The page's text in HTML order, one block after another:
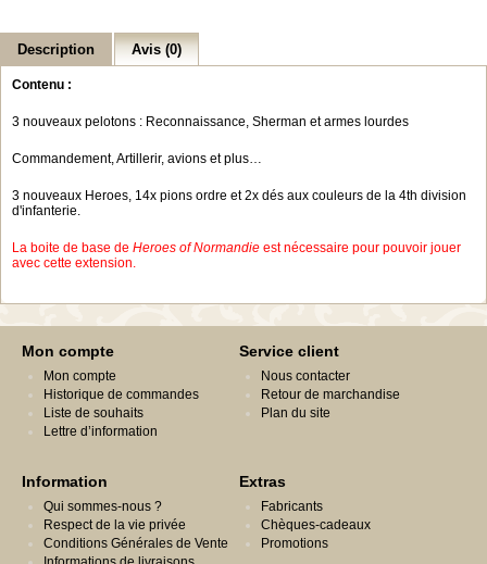
Description Avis (0)
Contenu :
3 nouveaux pelotons : Reconnaissance, Sherman et armes lourdes
Commandement, Artillerir, avions et plus…
3 nouveaux Heroes, 14x pions ordre et 2x dés aux couleurs de la 4th division
d'infanterie.
La boite de base de Heroes of Normandie est nécessaire pour pouvoir jouer
avec cette extension.
Mon compte
Mon compte
Historique de commandes
Liste de souhaits
Lettre d’information
Service client
Nous contacter
Retour de marchandise
Plan du site
Information
Qui sommes-nous ?
Respect de la vie privée
Conditions Générales de Vente
Extras
Fabricants
Chèques-cadeaux
Promotions